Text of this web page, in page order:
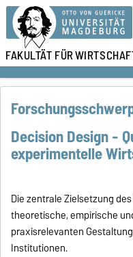
FAKULTÄT FÜR
Decision Design -
experimentelle
Die zentrale Zielsetzung
theoretische, empirische
praxisrelevanten
Institutionen.